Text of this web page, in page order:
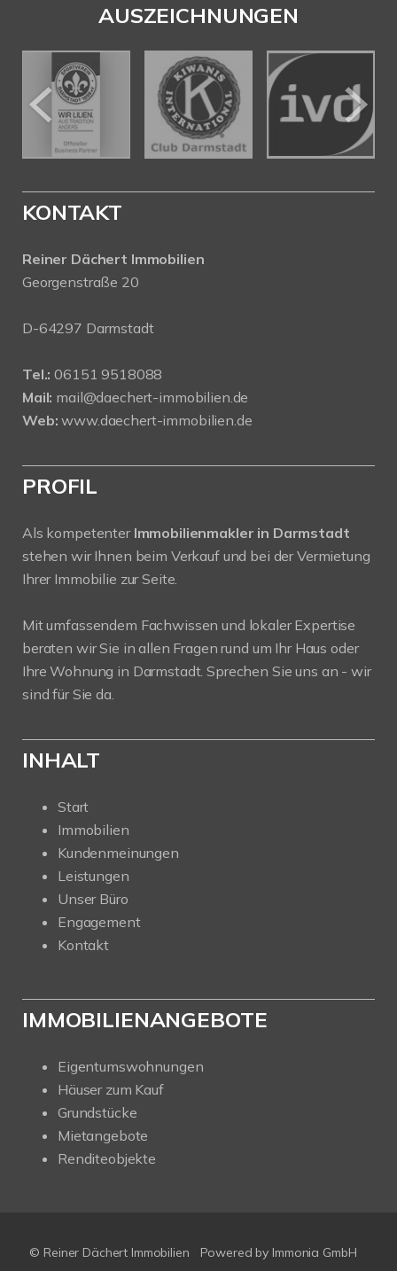
AUSZEICHNUNGEN
KONTAKT
Reiner Dächert Immobilien
Georgenstraße 20
D-64297 Darmstadt
Tel.: 06151 9518088
Mail: mail@daechert-immobilien.de
Web: www.daechert-immobilien.de
PROFIL
Als kompetenter Immobilienmakler in Darmstadt
stehen wir Ihnen beim Verkauf und bei der Vermietung
Ihrer Immobilie zur Seite.
Mit umfassendem Fachwissen und lokaler Expertise
beraten wir Sie in allen Fragen rund um Ihr Haus oder
Ihre Wohnung in Darmstadt. Sprechen Sie uns an - wir
sind für Sie da.
INHALT
Start
Immobilien
Kundenmeinungen
Leistungen
Unser Büro
Engagement
Kontakt
IMMOBILIENANGEBOTE
Eigentumswohnungen
Häuser zum Kauf
Grundstücke
Mietangebote
Renditeobjekte
© Reiner Dächert Immobilien Powered by Immonia GmbH